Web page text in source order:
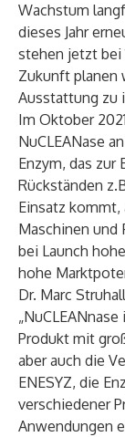
Wachstum
dieses Jahr
stehen jetzt bei
Zukunft planen
Ausstattung zu
Im Oktober
NuCLEANase
Enzym, das
Rückständen
Einsatz kommt,
Maschinen und
bei Launch
hohe
Dr. Marc
Produkt mit
aber auch die
ENESYZ, die
verschiedener
Anwendungen